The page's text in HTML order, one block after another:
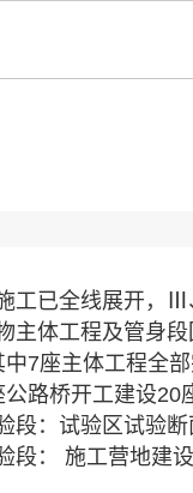
工已全线展开，
主体工程及管身
7座主体工程全
路桥开工建设20
段：试验区试验
段： 施工营地建